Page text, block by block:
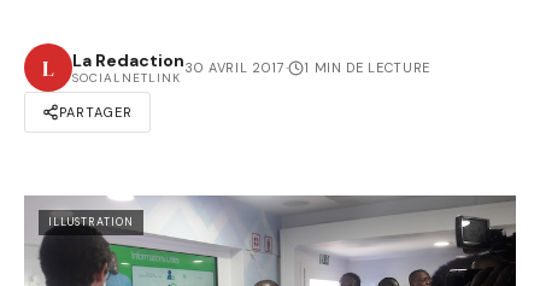
L La Redaction
SOCIALNETLINK
30 AVRIL 2017· 1 MIN DE LECTURE
PARTAGER
ILLUSTRATION